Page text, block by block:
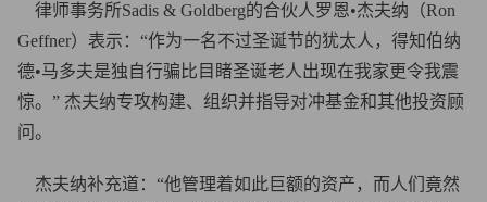
律师事务所Sadis & Goldberg的合伙人罗恩•杰夫纳（Ron
Geffner）表示：“作为一名不过圣诞节的犹太人，得知伯纳
德•马多夫是独自行骗比目睹圣诞老人出现在我家更令我震
惊。” 杰夫纳专攻构建、组织并指导对冲基金和其他投资顾
问。
杰夫纳补充道：“他管理着如此巨额的资产，而人们竟然